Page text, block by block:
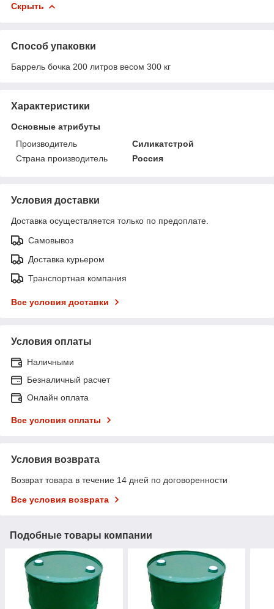
Скрыть
Способ упаковки
Баррель бочка 200 литров весом 300 кг
Характеристики
Основные атрибуты
Производитель
Силикатстрой
Страна производитель
Россия
Условия доставки
Доставка осуществляется только по предоплате.
Самовывоз
Доставка курьером
Транспортная компания
Все условия доставки
Условия оплаты
Наличными
Безналичный расчет
Онлайн оплата
Все условия оплаты
Условия возврата
Возврат товара в течение 14 дней по договоренности
Все условия возврата
Подобные товары компании